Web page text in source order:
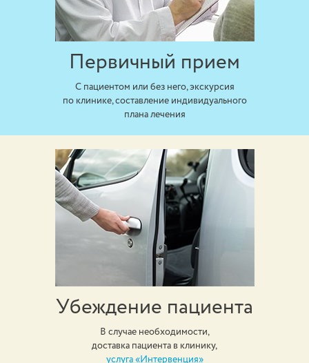
Первичный прием
С пациентом или без него, экскурсия
по клинике, составление индивидуального
плана лечения
Убеждение пациента
В случае необходимости,
доставка пациента в клинику,
услуга «Интервенция»